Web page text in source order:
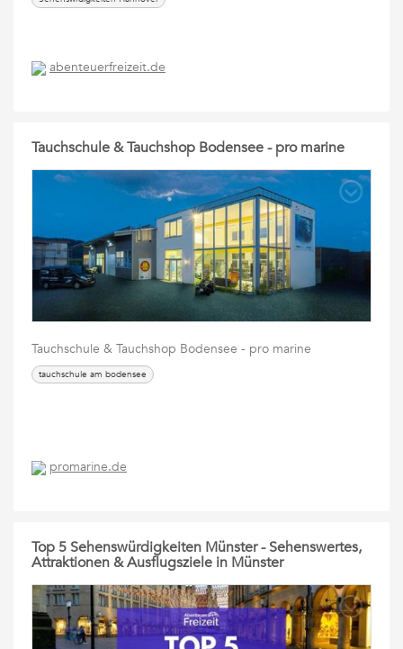
abenteuerfreizeit.de
Tauchschule & Tauchshop Bodensee - pro marine
Tauchschule & Tauchshop Bodensee - pro marine
tauchschule am bodensee
promarine.de
Top 5 Sehenswürdigkeiten Münster - Sehenswertes,
Attraktionen & Ausflugsziele in Münster